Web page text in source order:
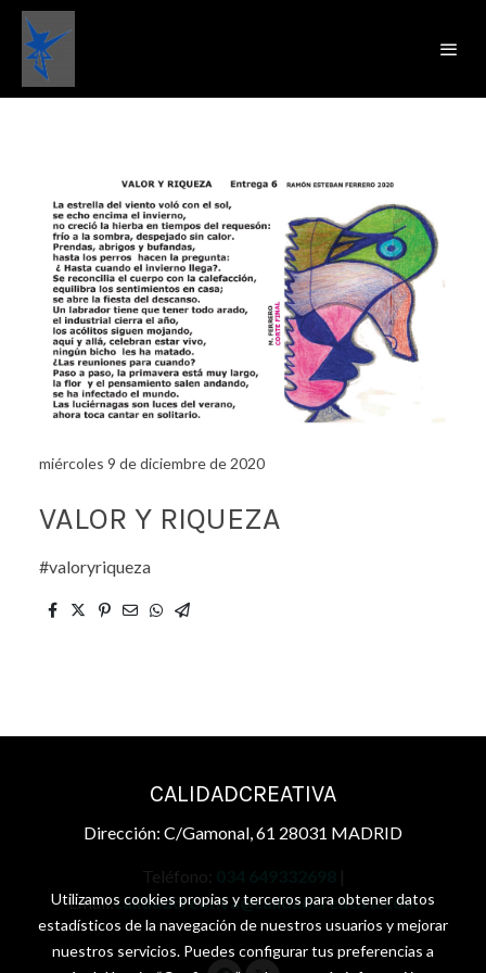
miércoles 9 de diciembre de 2020
VALOR Y RIQUEZA
#valoryriqueza
CALIDADCREATIVA
Dirección: C/Gamonal, 61 28031 MADRID
Teléfono:
|
Email:calidadcreativa@calidadcreativa.com
Utilizamos cookies propias y terceros para obtener datos
estadísticos de la navegación de nuestros usuarios y mejorar
nuestros servicios. Puedes configurar tus preferencias a